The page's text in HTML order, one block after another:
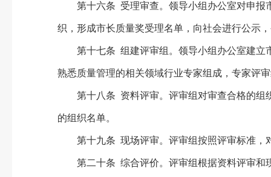
第十六条 受理审查。领导小组办公室对申报
织，形成市长质量奖受理名单，向社会进行公示
第十七条 组建评审组。领导小组办公室建立
熟悉质量管理的相关领域行业专家组成，专家评
第十八条 资料评审。评审组对审查合格的组
的组织名单。
第十九条 现场评审。评审组按照评审标准，
第二十条 综合评价。评审组根据资料评审和